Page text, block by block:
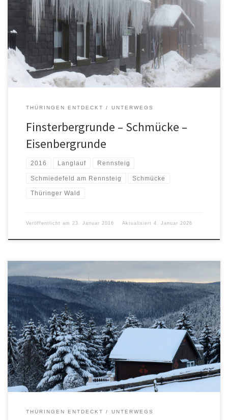
THÜRINGEN ENTDECKT UNTERWEGS
Finsterbergrunde – Schmücke –
Eisenbergrunde
2016 Langlauf Rennsteig
Schmiedefeld am Rennsteig Schmücke
Thüringer Wald
Veröffentlicht am 23. Januar 2016 Aktualisiert 4. Januar 2026
THÜRINGEN ENTDECKT UNTERWEGS